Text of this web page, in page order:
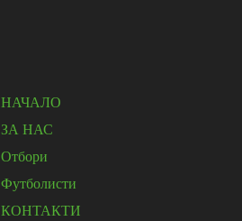
НАЧАЛО
ЗА НАС
Отбори
Футболисти
КОНТАКТИ